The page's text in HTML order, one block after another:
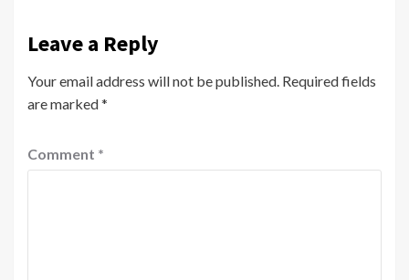
Leave a Reply
Your email address will not be published. Required fields
are marked*
Comment *